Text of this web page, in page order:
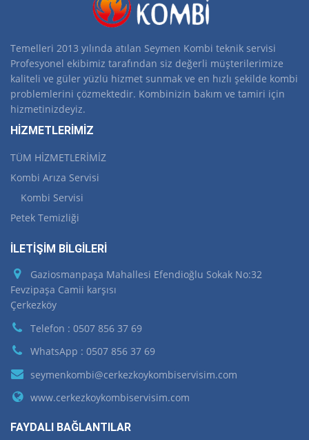
Temelleri 2013 yılında atılan Seymen Kombi teknik servisi
Profesyonel ekibimiz tarafından siz değerli müşterilerimize
kaliteli ve güler yüzlü hizmet sunmak ve en hızlı şekilde kombi
problemlerini çözmektedir. Kombinizin bakım ve tamiri için
hizmetinizdeyiz.
HİZMETLERİMİZ
TÜM HİZMETLERİMİZ
Kombi Arıza Servisi
Kombi Servisi
Petek Temizliği
İLETİŞİM BİLGİLERİ
Gaziosmanpaşa Mahallesi Efendioğlu Sokak No:32
Fevzipaşa Camii karşısı
Çerkezköy
Telefon : 0507 856 37 69
WhatsApp : 0507 856 37 69
seymenkombi@cerkezkoykombiservisim.com
www.cerkezkoykombiservisim.com
FAYDALI BAĞLANTILAR